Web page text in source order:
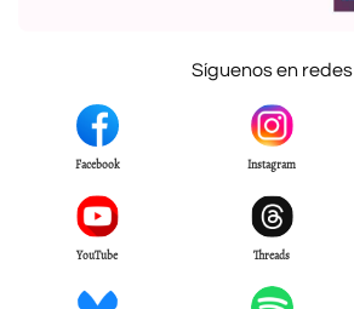
Síguenos en redes
Facebook Instagram
YouTube Threads